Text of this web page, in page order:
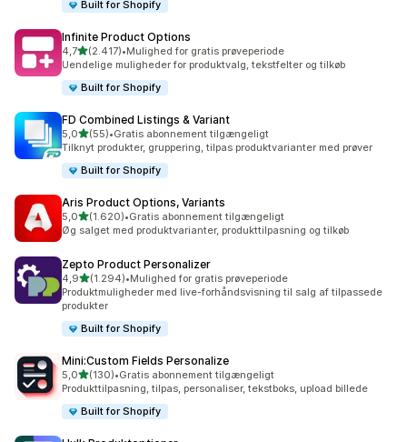
Built for Shopify
Infinite Product Options
4,7ud af 5 stjerner
(2.417)
2417 anmeldelser i alt
•Mulighed for gratis prøveperiode
Uendelige muligheder for produktvalg, tekstfelter og tilkøb
Built for Shopify
FD Combined Listings & Variant
5,0ud af 5 stjerner
(55)
55 anmeldelser i alt
•Gratis abonnement tilgængeligt
Tilknyt produkter, gruppering, tilpas produktvarianter med prøver
Built for Shopify
Aris Product Options, Variants
5,0ud af 5 stjerner
(1.620)
1620 anmeldelser i alt
•Gratis abonnement tilgængeligt
Øg salget med produktvarianter, produkttilpasning og tilkøb
Zepto Product Personalizer
4,9ud af 5 stjerner
(1.294)
1294 anmeldelser i alt
•Mulighed for gratis prøveperiode
Produktmuligheder med live-forhåndsvisning til salg af tilpassede
produkter
Built for Shopify
Mini:Custom Fields Personalize
5,0ud af 5 stjerner
(130)
130 anmeldelser i alt
•Gratis abonnement tilgængeligt
Produkttilpasning, tilpas, personaliser, tekstboks, upload billede
Built for Shopify